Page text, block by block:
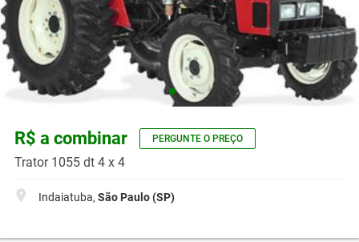
R$ a combinar PERGUNTE O PREÇO
Trator 1055 dt 4 x 4
Indaiatuba, São Paulo (SP)